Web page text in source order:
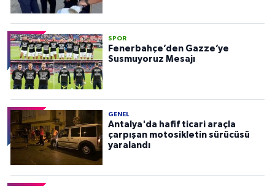
SPOR
Fenerbahçe’den Gazze’ye
Susmuyoruz Mesajı
GENEL
Antalya'da hafif ticari araçla
çarpışan motosikletin sürücüsü
yaralandı